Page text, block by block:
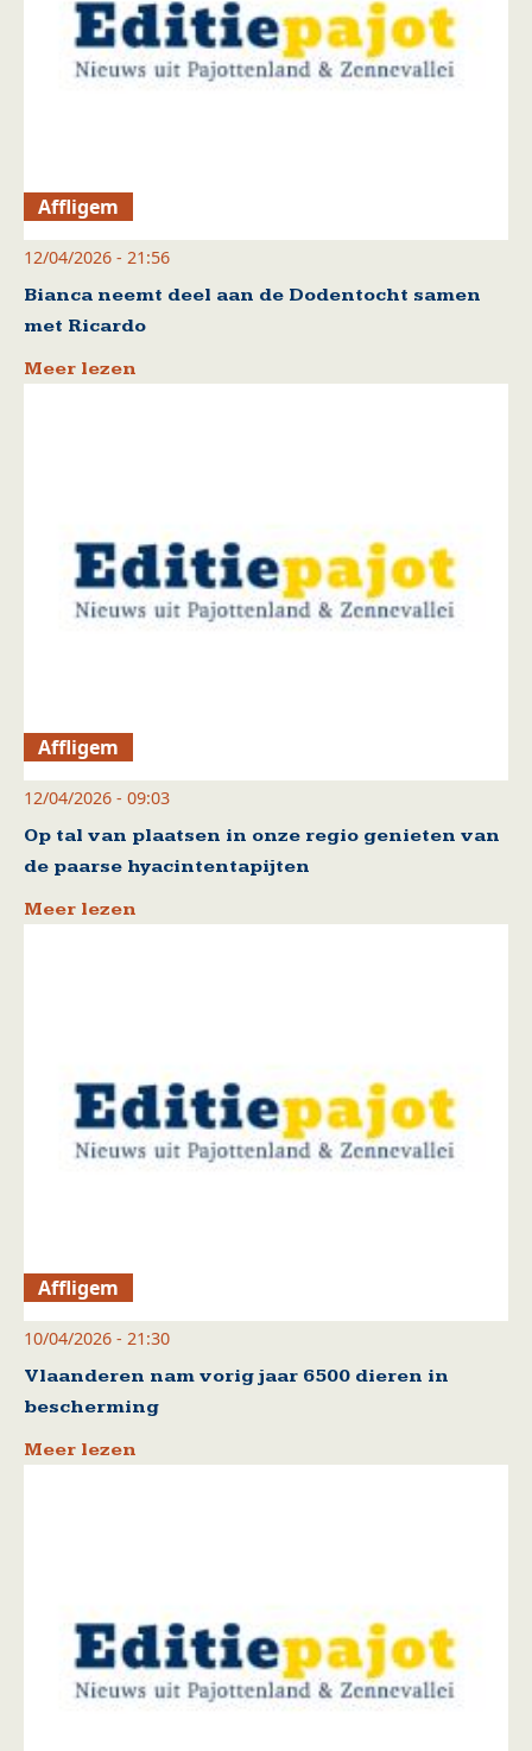
Affligem
12/04/2026 - 21:56
Bianca neemt deel aan de Dodentocht samen
met Ricardo
Meer lezen
Affligem
12/04/2026 - 09:03
Op tal van plaatsen in onze regio genieten van
de paarse hyacintentapijten
Meer lezen
Affligem
10/04/2026 - 21:30
Vlaanderen nam vorig jaar 6500 dieren in
bescherming
Meer lezen